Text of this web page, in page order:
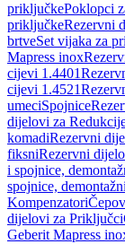
priključkePoklopci
priključkeRezervni
brtveSet vijaka za
Mapress inox
cijevi 1.4401
cijevi 1.4521
umeciSpojnice
dijelovi za
komadiRezervni
fiksniRezervni
i spojnice,
spojnice, demontažni
Kompenzatori
dijelovi za Priključci
Geberit Mapress